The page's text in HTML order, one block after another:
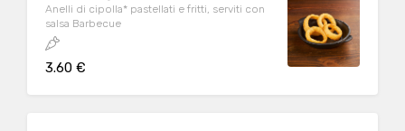
Anelli di cipolla* pastellati e fritti, serviti con
salsa Barbecue
3.60 €